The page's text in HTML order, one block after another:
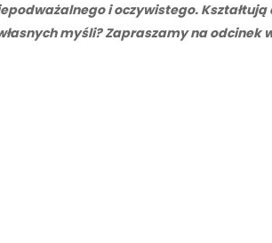
i oczywistego.
myśli? Zapraszamy na